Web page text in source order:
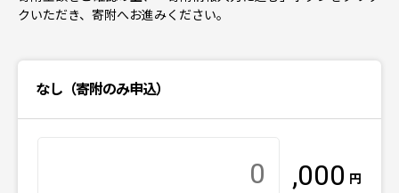
クいただき、寄附へお進みください。
なし（寄附のみ申込）
,000 円